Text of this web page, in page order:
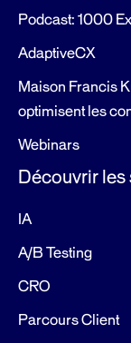
Podcast: 1000
AdaptiveCX
Maison Francis
optimisent les
Webinars
Découvrir les
IA
A/B Testing
CRO
Parcours Client